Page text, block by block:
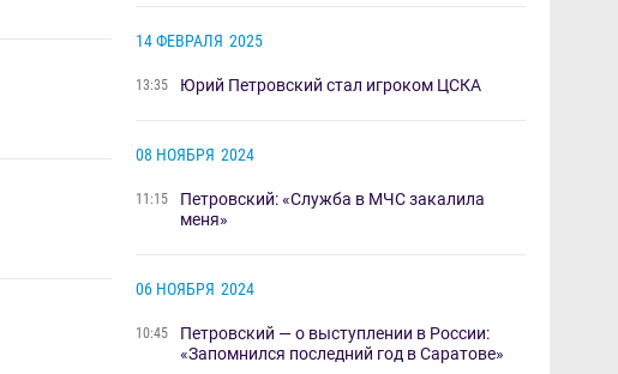
14 ФЕВРАЛЯ 2025
13:35 Юрий Петровский стал игроком ЦСКА
08 НОЯБРЯ 2024
11:15
Петровский: «Служба в МЧС закалила
меня»
06 НОЯБРЯ 2024
10:45
Петровский — о выступлении в России:
«Запомнился последний год в Саратове»